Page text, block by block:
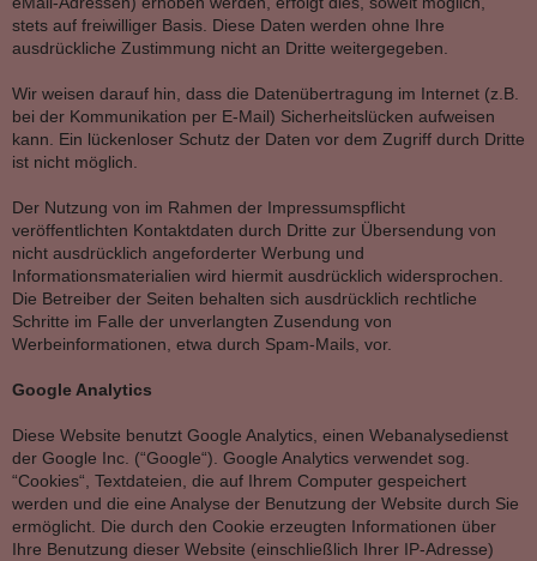
stets auf freiwilliger Basis. Diese Daten werden ohne Ihre
ausdrückliche Zustimmung nicht an Dritte weitergegeben.
Wir weisen darauf hin, dass die Datenübertragung im Internet (z.B.
bei der Kommunikation per E-Mail) Sicherheitslücken aufweisen
kann. Ein lückenloser Schutz der Daten vor dem Zugriff durch Dritte
ist nicht möglich.
Der Nutzung von im Rahmen der Impressumspflicht
veröffentlichten Kontaktdaten durch Dritte zur Übersendung von
nicht ausdrücklich angeforderter Werbung und
Informationsmaterialien wird hiermit ausdrücklich widersprochen.
Die Betreiber der Seiten behalten sich ausdrücklich rechtliche
Schritte im Falle der unverlangten Zusendung von
Werbeinformationen, etwa durch Spam-Mails, vor.
Google Analytics
Diese Website benutzt Google Analytics, einen Webanalysedienst
der Google Inc. (“Google“). Google Analytics verwendet sog.
“Cookies“, Textdateien, die auf Ihrem Computer gespeichert
werden und die eine Analyse der Benutzung der Website durch Sie
ermöglicht. Die durch den Cookie erzeugten Informationen über
Ihre Benutzung dieser Website (einschließlich Ihrer IP-Adresse)